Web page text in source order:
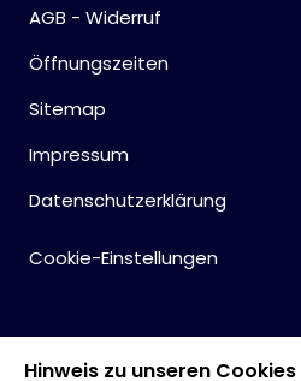
AGB - Widerruf
Öffnungszeiten
Sitemap
Impressum
Datenschutzerklärung
Cookie-Einstellungen
Hinweis zu unseren Cookies